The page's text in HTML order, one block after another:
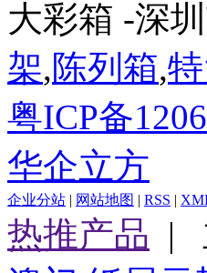
大彩箱 -深
架,陈列箱,
粤ICP备
华企立方
企业分站 | 网站地图 | RSS |
热推产品 |